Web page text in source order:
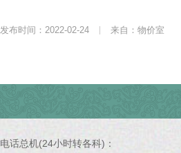
发布时间：2022-02-24 来自：物价室
电话总机(24小时转各科)：